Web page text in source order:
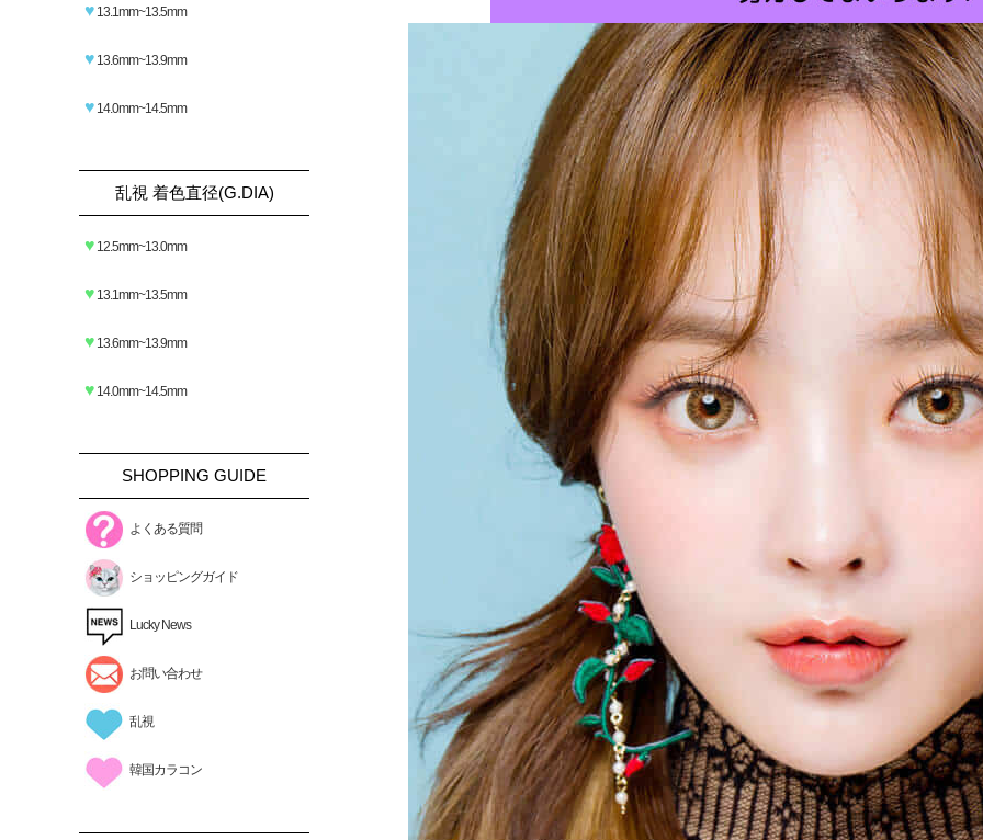
♥ 13.1mm~13.5mm
♥ 13.6mm~13.9mm
♥ 14.0mm~14.5mm
乱視 着色直径(G.DIA)
♥ 12.5mm~13.0mm
♥ 13.1mm~13.5mm
♥ 13.6mm~13.9mm
♥ 14.0mm~14.5mm
SHOPPING GUIDE
よくある質問
ショッピングガイド
Lucky News
お問い合わせ
乱視
韓国カラコン